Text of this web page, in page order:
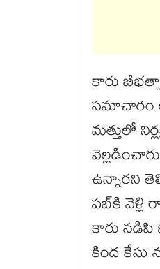
కారు
సమాచారం
మత్తులో
ఉన్నారని
పబ్‎కి వెళ్లి
కారు నడిపి
కింద కేసు